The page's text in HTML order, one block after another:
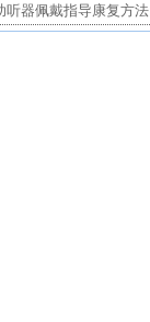
听器佩戴指导康复方法